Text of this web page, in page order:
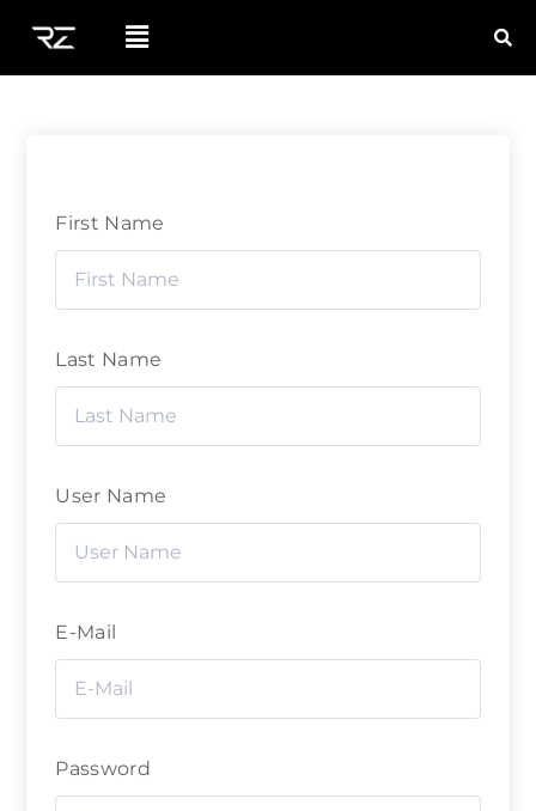
First Name
Last Name
User Name
E-Mail
Password